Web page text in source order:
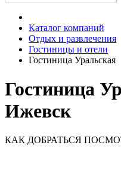
Каталог компаний
Отдых и развлечения
Гостиницы и отели
Гостиница Уральская
Гостиница
Ижевск
КАК ДОБРАТЬСЯ